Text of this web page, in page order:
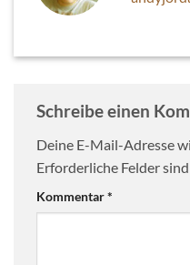
Schreibe einen
Deine E-Mail-Adresse
Erforderliche Felder
Kommentar*